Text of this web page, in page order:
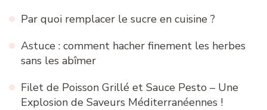
Par quoi remplacer le sucre en cuisine ?
Astuce : comment hacher finement les herbes
sans les abîmer
Filet de Poisson Grillé et Sauce Pesto – Une
Explosion de Saveurs Méditerranéennes !